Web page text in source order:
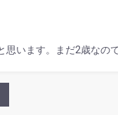
思います。まだ2歳なの